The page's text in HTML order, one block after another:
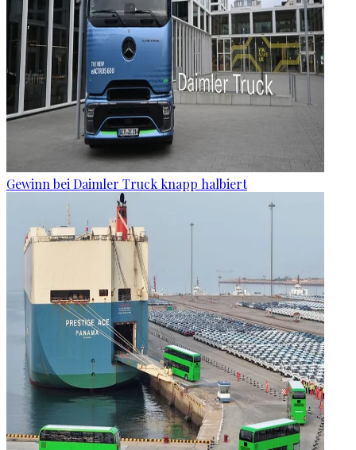
Gewinn bei Daimler Truck knapp halbiert